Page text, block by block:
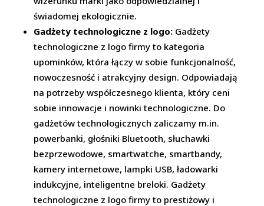
świadomej ekologicznie.
Gadżety technologiczne z logo: Gadżety
technologiczne z logo firmy to kategoria
upominków, która łączy w sobie funkcjonalność,
nowoczesność i atrakcyjny design. Odpowiadają
na potrzeby współczesnego klienta, który ceni
sobie innowacje i nowinki technologiczne. Do
gadżetów technologicznych zaliczamy m.in.
powerbanki, głośniki Bluetooth, słuchawki
bezprzewodowe, smartwatche, smartbandy,
kamery internetowe, lampki USB, ładowarki
indukcyjne, inteligentne breloki. Gadżety
technologiczne z logo firmy to prestiżowy i